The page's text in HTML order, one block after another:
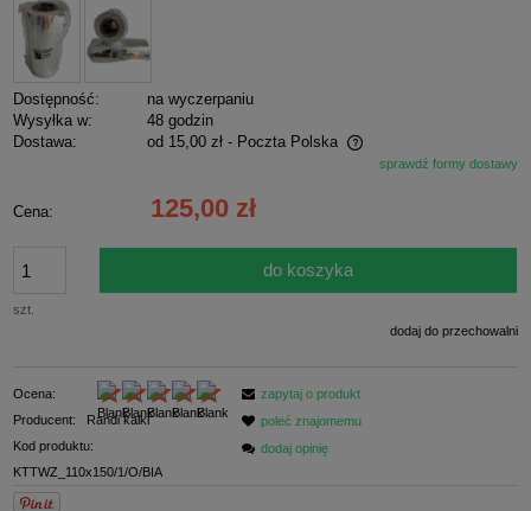
Dostępność:
na wyczerpaniu
Wysyłka w:
48 godzin
Dostawa:
od 15,00 zł - Poczta Polska
Cena nie zawiera ewentualnych kosztów płatnościsprawdź formy dostawy
Cena: 125,00 zł
szt.
do koszyka
dodaj do przechowalni
Ocena:
Producent:
Randi kalki
Kod produktu:
KTTWZ_110x150/1/O/BIA
zapytaj o produkt
poleć znajomemu
dodaj opinię